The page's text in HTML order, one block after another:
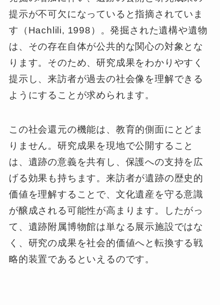
提示が不可欠になっていると指摘されていま
す（Hachlili, 1998）。発掘された遺構や遺物
は、その存在自体が公共的な関心の対象とな
ります。そのため、研究成果をわかりやすく
提示し、来訪者が過去の社会像を理解できる
ようにすることが求められます。
この社会還元の機能は、教育的側面にとどま
りません。研究成果を現地で公開すること
は、遺跡の意義を共有し、保護への支持を広
げる効果も持ちます。来訪者が遺跡の歴史的
価値を理解することで、文化遺産を守る意識
が醸成される可能性が高まります。したがっ
て、遺跡附属博物館は単なる展示施設ではな
く、研究の成果を社会的価値へと転換する戦
略的装置であるといえるのです。